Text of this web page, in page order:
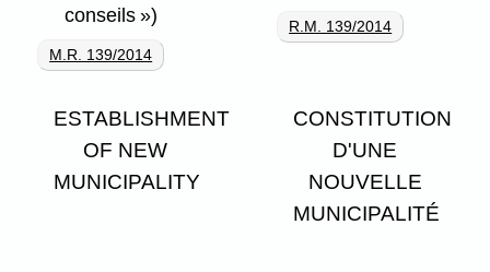
conseils »)
M.R. 139/2014
R.M. 139/2014
ESTABLISHMENT
OF NEW
MUNICIPALITY
CONSTITUTION
D'UNE
NOUVELLE
MUNICIPALITÉ